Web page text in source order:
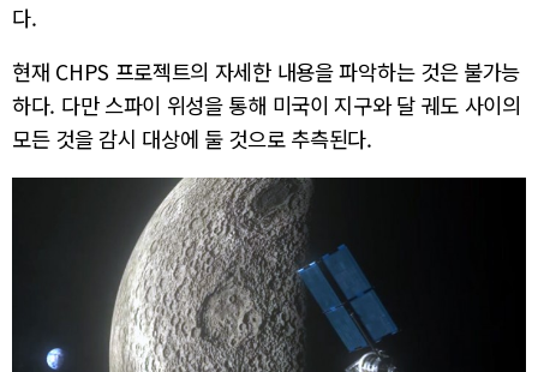
다.
현재 CHPS 프로젝트의 자세한 내용을 파악하는 것은 불가능
하다. 다만 스파이 위성을 통해 미국이 지구와 달 궤도 사이의
모든 것을 감시 대상에 둘 것으로 추측된다.